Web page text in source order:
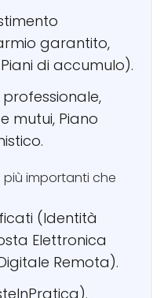
garantito,
di accumulo).
mutui, Piano
più importanti che
(Identità
Elettronica
Remota).